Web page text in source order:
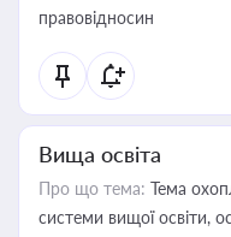
правовідносин
Вища освіта
Про що тема: Тема
системи вищої освіти,